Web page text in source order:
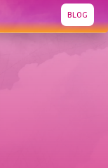
BLOG